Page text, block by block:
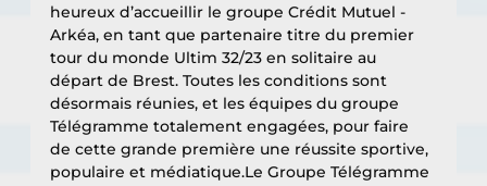
heureux d’accueillir le groupe Crédit Mutuel -
Arkéa, en tant que partenaire titre du premier
tour du monde Ultim 32/23 en solitaire au
départ de Brest. Toutes les conditions sont
désormais réunies, et les équipes du groupe
Télégramme totalement engagées, pour faire
de cette grande première une réussite sportive,
populaire et médiatique.Le Groupe Télégramme